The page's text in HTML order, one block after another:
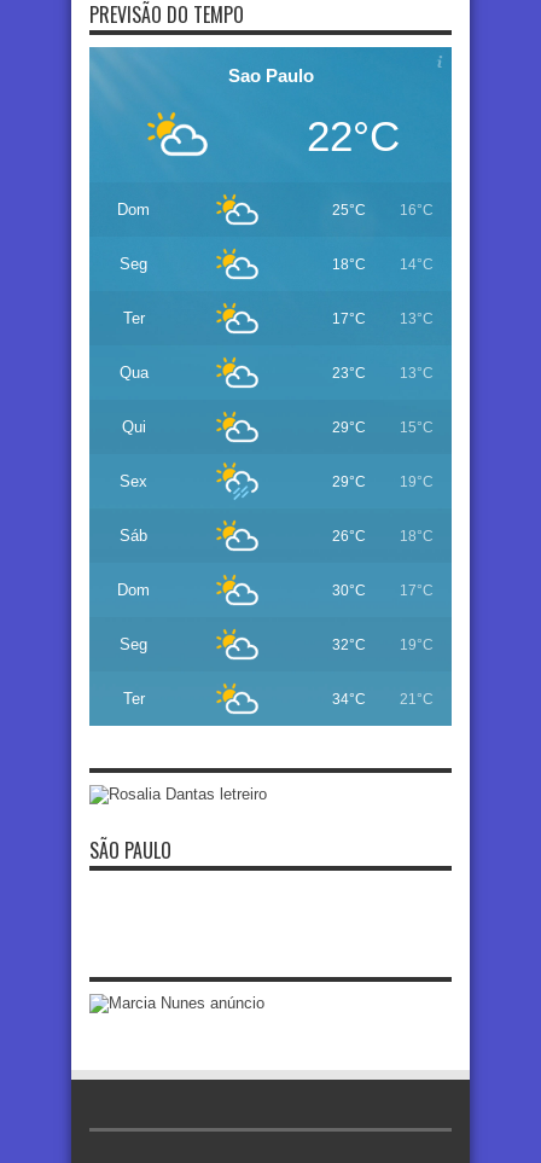
PREVISÃO DO TEMPO
Sao Paulo
22°C
Dom 25°C 16°C
Seg 18°C 14°C
Ter 17°C 13°C
Qua 23°C 13°C
Qui 29°C 15°C
Sex 29°C 19°C
Sáb 26°C 18°C
Dom 30°C 17°C
Seg 32°C 19°C
Ter 34°C 21°C
SÃO PAULO